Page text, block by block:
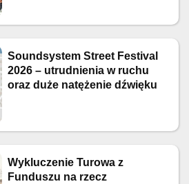
Soundsystem Street Festival
2026 – utrudnienia w ruchu
oraz duże natężenie dźwięku
Wykluczenie Turowa z
Funduszu na rzecz